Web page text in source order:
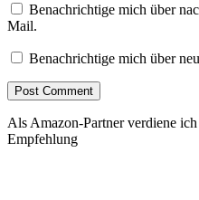
Benachrichtige mich über
Mail.
Benachrichtige mich über
Als Amazon-Partner verdiene
Empfehlung